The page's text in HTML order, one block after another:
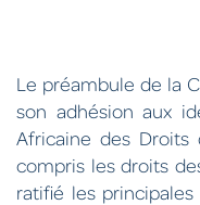
Le préambule de la
son adhésion aux
Africaine des Droits
compris les droits
ratifié les